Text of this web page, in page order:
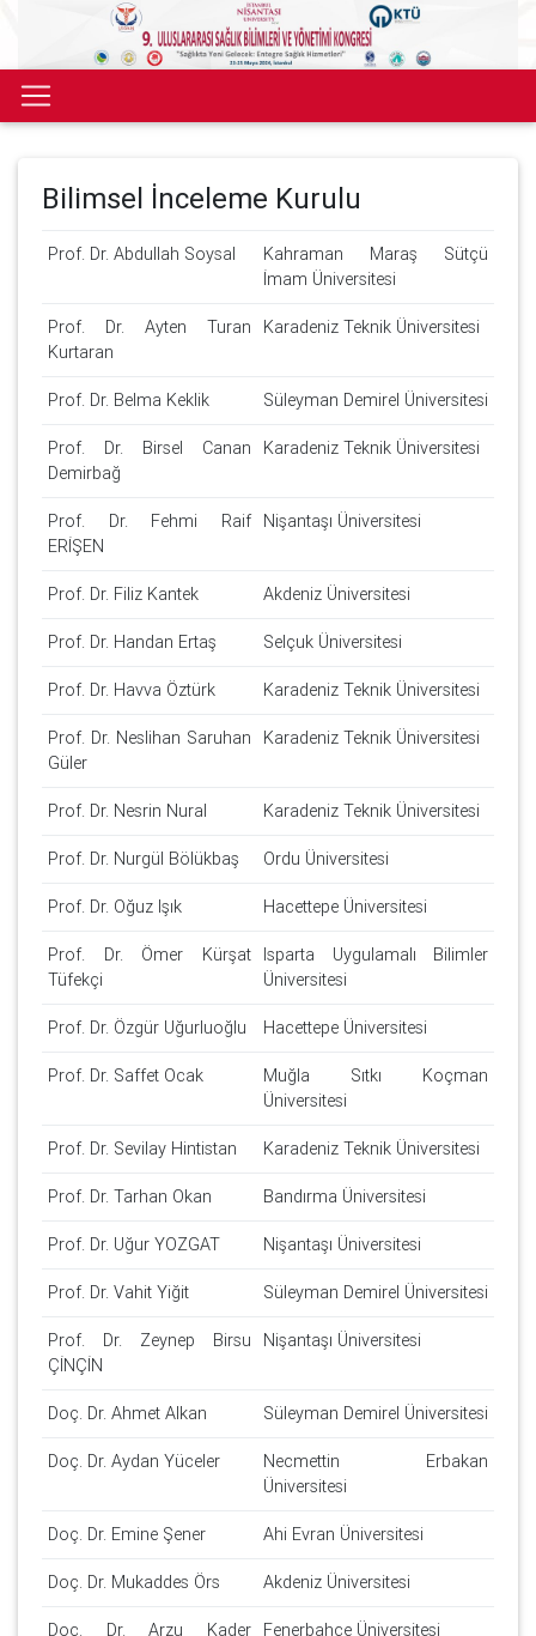
Bilimsel İnceleme Kurulu
Prof. Dr. Abdullah Soysal
Kahraman Maraş Sütçü
İmam Üniversitesi
Prof. Dr. Ayten Turan
Kurtaran
Karadeniz Teknik Üniversitesi
Prof. Dr. Belma Keklik Süleyman Demirel Üniversitesi
Prof. Dr. Birsel Canan
Demirbağ
Karadeniz Teknik Üniversitesi
Prof. Dr. Fehmi Raif
ERİŞEN
Nişantaşı Üniversitesi
Prof. Dr. Filiz Kantek Akdeniz Üniversitesi
Prof. Dr. Handan Ertaş Selçuk Üniversitesi
Prof. Dr. Havva Öztürk Karadeniz Teknik Üniversitesi
Prof. Dr. Neslihan Saruhan
Güler
Karadeniz Teknik Üniversitesi
Prof. Dr. Nesrin Nural Karadeniz Teknik Üniversitesi
Prof. Dr. Nurgül Bölükbaş Ordu Üniversitesi
Prof. Dr. Oğuz Işık Hacettepe Üniversitesi
Prof. Dr. Ömer Kürşat
Tüfekçi
Isparta Uygulamalı Bilimler
Üniversitesi
Prof. Dr. Özgür Uğurluoğlu Hacettepe Üniversitesi
Prof. Dr. Saffet Ocak
Muğla Sıtkı Koçman
Üniversitesi
Prof. Dr. Sevilay Hintistan Karadeniz Teknik Üniversitesi
Prof. Dr. Tarhan Okan Bandırma Üniversitesi
Prof. Dr. Uğur YOZGAT Nişantaşı Üniversitesi
Prof. Dr. Vahit Yiğit Süleyman Demirel Üniversitesi
Prof. Dr. Zeynep Birsu
ÇİNÇİN
Nişantaşı Üniversitesi
Doç. Dr. Ahmet Alkan Süleyman Demirel Üniversitesi
Doç. Dr. Aydan Yüceler
Necmettin Erbakan
Üniversitesi
Doç. Dr. Emine Şener Ahi Evran Üniversitesi
Doç. Dr. Mukaddes Örs Akdeniz Üniversitesi
Doç. Dr. Arzu Kader
Fenerbahçe Üniversitesi